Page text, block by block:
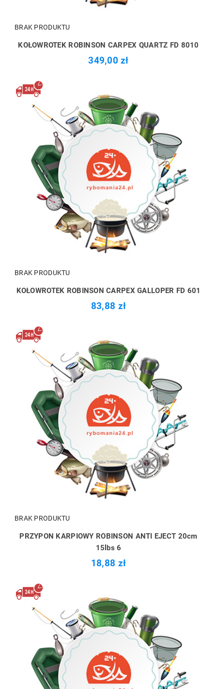
BRAK PRODUKTU
KOŁOWROTEK ROBINSON CARPEX QUARTZ FD 8010
349,00 zł
BRAK PRODUKTU
KOŁOWROTEK ROBINSON CARPEX GALLOPER FD 601
83,88 zł
BRAK PRODUKTU
PRZYPON KARPIOWY ROBINSON ANTI EJECT 20cm
15lbs 6
18,88 zł